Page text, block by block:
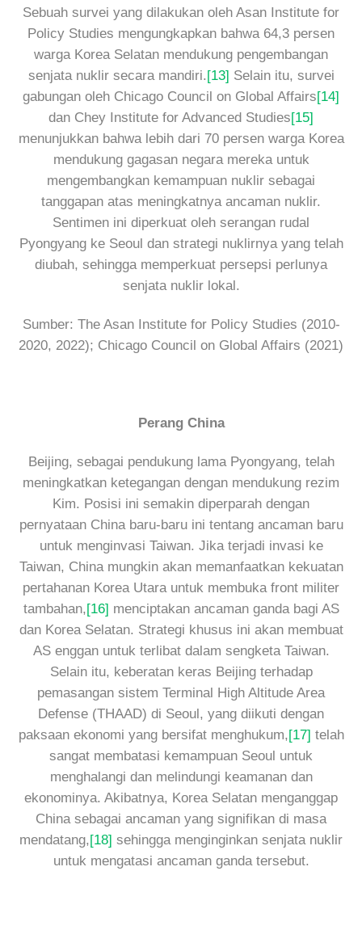
Sebuah survei yang dilakukan oleh Asan Institute for
Policy Studies mengungkapkan bahwa 64,3 persen
warga Korea Selatan mendukung pengembangan
senjata nuklir secara mandiri.[13] Selain itu, survei
gabungan oleh Chicago Council on Global Affairs[14]
dan Chey Institute for Advanced Studies[15]
menunjukkan bahwa lebih dari 70 persen warga Korea
mendukung gagasan negara mereka untuk
mengembangkan kemampuan nuklir sebagai
tanggapan atas meningkatnya ancaman nuklir.
Sentimen ini diperkuat oleh serangan rudal
Pyongyang ke Seoul dan strategi nuklirnya yang telah
diubah, sehingga memperkuat persepsi perlunya
senjata nuklir lokal.
Sumber: The Asan Institute for Policy Studies (2010-
2020, 2022); Chicago Council on Global Affairs (2021)
Perang China
Beijing, sebagai pendukung lama Pyongyang, telah
meningkatkan ketegangan dengan mendukung rezim
Kim. Posisi ini semakin diperparah dengan
pernyataan China baru-baru ini tentang ancaman baru
untuk menginvasi Taiwan. Jika terjadi invasi ke
Taiwan, China mungkin akan memanfaatkan kekuatan
pertahanan Korea Utara untuk membuka front militer
tambahan,[16] menciptakan ancaman ganda bagi AS
dan Korea Selatan. Strategi khusus ini akan membuat
AS enggan untuk terlibat dalam sengketa Taiwan.
Selain itu, keberatan keras Beijing terhadap
pemasangan sistem Terminal High Altitude Area
Defense (THAAD) di Seoul, yang diikuti dengan
paksaan ekonomi yang bersifat menghukum,[17] telah
sangat membatasi kemampuan Seoul untuk
menghalangi dan melindungi keamanan dan
ekonominya. Akibatnya, Korea Selatan menganggap
China sebagai ancaman yang signifikan di masa
mendatang,[18] sehingga menginginkan senjata nuklir
untuk mengatasi ancaman ganda tersebut.